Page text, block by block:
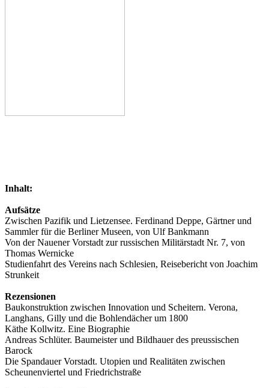
Inhalt:
Aufsätze
Zwischen Pazifik und Lietzensee. Ferdinand Deppe, Gärtner und
Sammler für die Berliner Museen, von Ulf Bankmann
Von der Nauener Vorstadt zur russischen Militärstadt Nr. 7, von
Thomas Wernicke
Studienfahrt des Vereins nach Schlesien, Reisebericht von Joachim
Strunkeit
Rezensionen
Baukonstruktion zwischen Innovation und Scheitern. Verona,
Langhans, Gilly und die Bohlendächer um 1800
Käthe Kollwitz. Eine Biographie
Andreas Schlüter. Baumeister und Bildhauer des preussischen
Barock
Die Spandauer Vorstadt. Utopien und Realitäten zwischen
Scheunenviertel und Friedrichstraße